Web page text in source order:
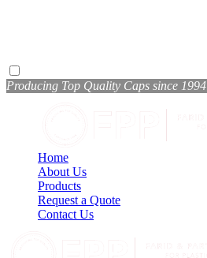
Producing Top Quality Caps since 1994
Home
About Us
Products
Request a Quote
Contact Us